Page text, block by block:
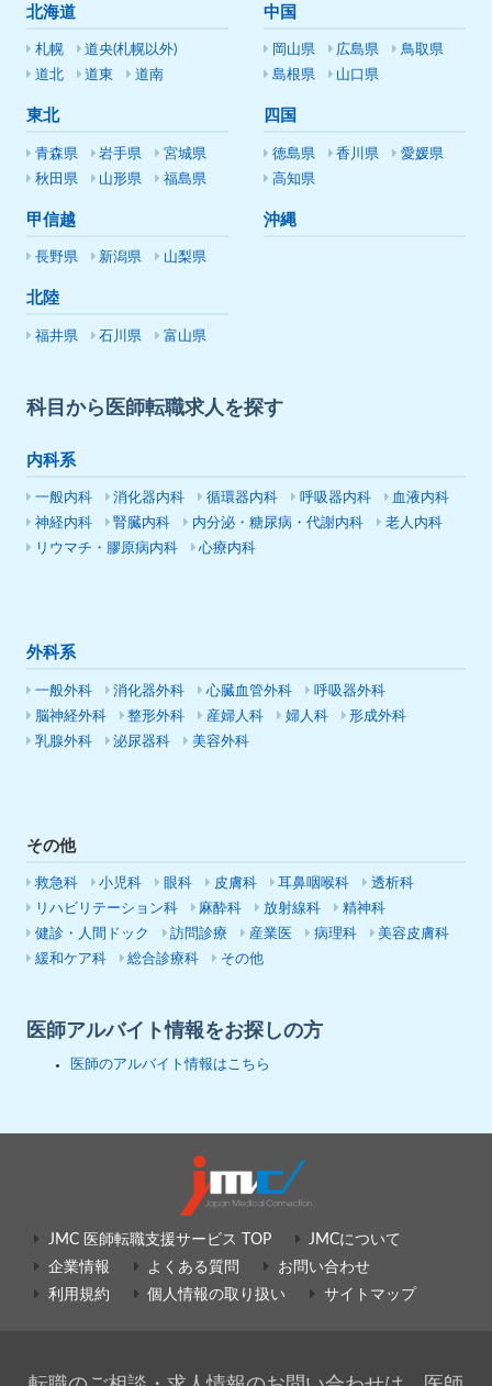
北海道
札幌
道央(札幌以外)
道北
道東 道南
東北
青森県 岩手県
宮城県
秋田県
山形県 福島県
甲信越
長野県 新潟県 山梨県
北陸
福井県 石川県 富山県
中国
岡山県 広島県
鳥取県
島根県
山口県
四国
徳島県 香川県
愛媛県
高知県
沖縄
科目から医師転職求人を探す
内科系
一般内科 消化器内科 循環器内科 呼吸器内科
血液内科
神経内科
腎臓内科 内分泌・糖尿病・代謝内科
老人内科
リウマチ・膠原病内科
心療内科
外科系
一般外科 消化器外科 心臓血管外科
呼吸器外科
脳神経外科
整形外科 産婦人科 婦人科
形成外科
乳腺外科
泌尿器科 美容外科
その他
救急科 小児科 眼科 皮膚科 耳鼻咽喉科
透析科
リハビリテーション科
麻酔科 放射線科
精神科
健診・人間ドック
訪問診療 産業医 病理科
美容皮膚科
緩和ケア科
総合診療科 その他
医師アルバイト情報をお探しの方
医師のアルバイト情報はこちら
JMC 医師転職支援サービス TOP
JMCについて
企業情報
よくある質問
お問い合わせ
利用規約
個人情報の取り扱い サイトマップ